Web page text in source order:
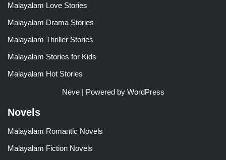
Malayalam Love Stories
Malayalam Drama Stories
Malayalam Thriller Stories
Malayalam Stories for Kids
Malayalam Hot Stories
Neve| Powered by WordPress
Novels
Malayalam Romantic Novels
Malayalam Fiction Novels